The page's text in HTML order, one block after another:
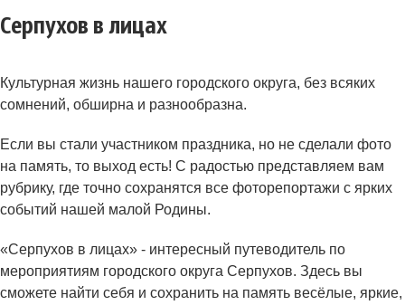
Серпухов в лицах
Культурная жизнь нашего городского округа, без всяких
сомнений, обширна и разнообразна.
Если вы стали участником праздника, но не сделали фото
на память, то выход есть! С радостью представляем вам
рубрику, где точно сохранятся все фоторепортажи с ярких
событий нашей малой Родины.
«Серпухов в лицах» - интересный путеводитель по
мероприятиям городского округа Серпухов. Здесь вы
сможете найти себя и сохранить на память весёлые, яркие,